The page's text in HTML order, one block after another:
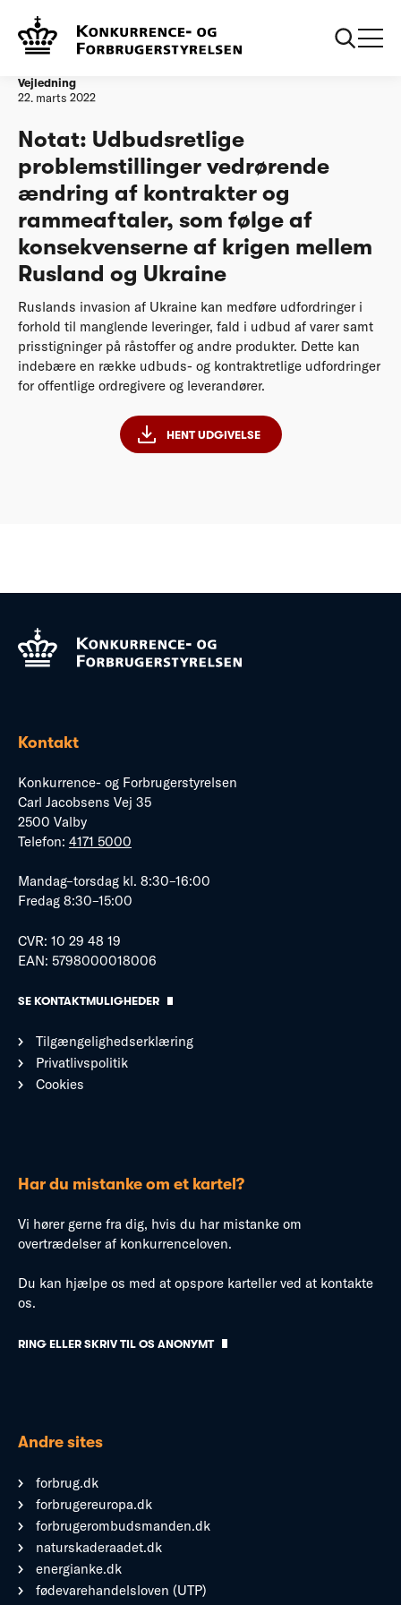
Forside
kontrakter og rammeaftaler
Vejledning
22. marts 2022
Notat: Udbudsretlige
problemstillinger vedrørende
ændring af kontrakter og
rammeaftaler, som følge af
konsekvenserne af krigen mellem
Rusland og Ukraine
Ruslands invasion af Ukraine kan medføre udfordringer i
forhold til manglende leveringer, fald i udbud af varer samt
prisstigninger på råstoffer og andre produkter. Dette kan
indebære en række udbuds- og kontraktretlige udfordringer
for offentlige ordregivere og leverandører.
HENT UDGIVELSE
Kontakt
Konkurrence- og Forbrugerstyrelsen
Carl Jacobsens Vej 35
2500 Valby
Telefon: 4171 5000
Mandag–torsdag kl. 8:30–16:00
Fredag 8:30–15:00
CVR: 10 29 48 19
EAN: 5798000018006
SE KONTAKTMULIGHEDER
Tilgængelighedserklæring
Privatlivspolitik
Cookies
Har du mistanke om et kartel?
Vi hører gerne fra dig, hvis du har mistanke om
overtrædelser af konkurrenceloven.
Du kan hjælpe os med at opspore karteller ved at kontakte
os.
RING ELLER SKRIV TIL OS ANONYMT
Andre sites
forbrug.dk
forbrugereuropa.dk
forbrugerombudsmanden.dk
naturskaderaadet.dk
energianke.dk
fødevarehandelsloven (UTP)